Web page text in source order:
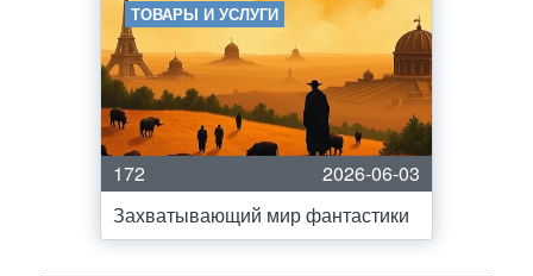
ТОВАРЫ И УСЛУГИ
172
2026-06-03
Захватывающий мир фантастики